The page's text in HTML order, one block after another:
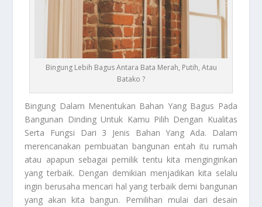
Bingung Lebih Bagus Antara Bata Merah, Putih, Atau
Batako ?
Bingung Dalam Menentukan Bahan Yang Bagus Pada
Bangunan Dinding Untuk Kamu Pilih Dengan Kualitas
Serta Fungsi Dari 3 Jenis Bahan Yang Ada. Dalam
merencanakan pembuatan bangunan entah itu rumah
atau apapun sebagai pemilik tentu kita menginginkan
yang terbaik. Dengan demikian menjadikan kita selalu
ingin berusaha mencari hal yang terbaik demi bangunan
yang akan kita bangun. Pemilihan mulai dari desain